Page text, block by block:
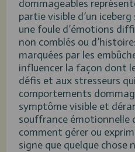
dommageables
partie visible d’un
une foule d’émotions
non comblés ou
marquées par les
influencer la façon dont
défis et aux stresseurs
comportements
symptôme visible et
souffrance émotionnelle
comment gérer ou
signe que quelque chose